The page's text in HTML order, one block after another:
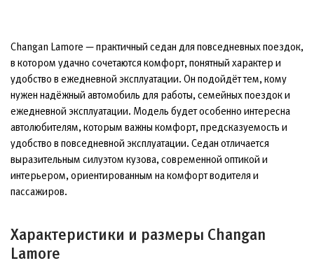
Changan Lamore — практичный седан для повседневных поездок,
в котором удачно сочетаются комфорт, понятный характер и
удобство в ежедневной эксплуатации. Он подойдёт тем, кому
нужен надёжный автомобиль для работы, семейных поездок и
ежедневной эксплуатации. Модель будет особенно интересна
автолюбителям, которым важны комфорт, предсказуемость и
удобство в повседневной эксплуатации. Седан отличается
выразительным силуэтом кузова, современной оптикой и
интерьером, ориентированным на комфорт водителя и
пассажиров.
Характеристики и размеры Changan
Lamore